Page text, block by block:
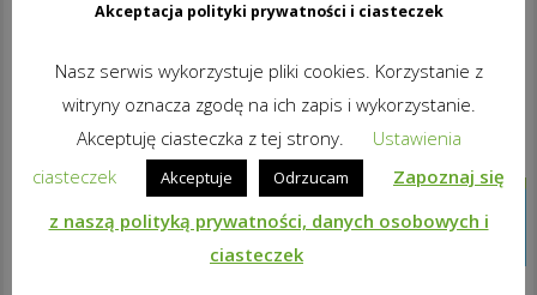
To idealna platforma w chmurze
niezależnie od tego, czy
komputery i urządzenia uczniów
znajdują się w jednym miejscu,
czy uczestniczą oni w zajęciach
zdalnie korzystając z Internetu.
Bez przełączania między różnymi
Akceptacja polityki prywatności i ciasteczek
Nasz serwis wykorzystuje pliki cookies. Korzystanie z
witryny oznacza zgodę na ich zapis i wykorzystanie.
Akceptuję ciasteczka z tej strony.
Ustawienia
ciasteczek
Akceptuje Odrzucam
Zapoznaj się
z naszą polityką prywatności, danych osobowych i
ciasteczek